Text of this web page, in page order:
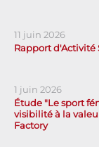
11 juin 2026
Rapport d'Activité
1 juin 2026
Étude "Le sport
visibilité à la
Factory